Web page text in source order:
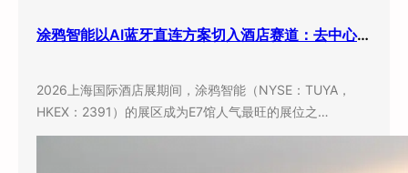
涂鸦智能以AI蓝牙直连方案切入酒店赛道：去中心化架构破解智能化改造三大痛点
2026上海国际酒店展期间，涂鸦智能（NYSE：TUYA，
HKEX：2391）的展区成为E7馆人气最旺的展位之…